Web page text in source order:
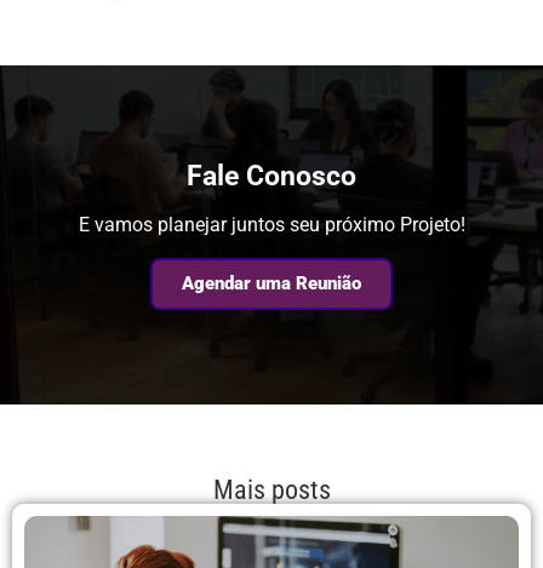
Fale Conosco
E vamos planejar juntos seu próximo Projeto!
Agendar uma Reunião
Mais posts